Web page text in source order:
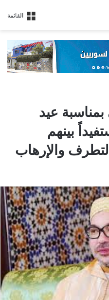
القائمة
عيد
.. 1376 مستفيداً بينهم
والإرهاب